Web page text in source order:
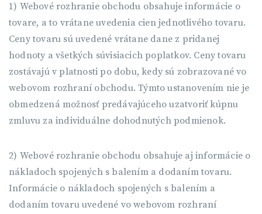
1) Webové rozhranie obchodu obsahuje informácie o
tovare, a to vrátane uvedenia cien jednotlivého tovaru.
Ceny tovaru sú uvedené vrátane dane z pridanej
hodnoty a všetkých súvisiacich poplatkov. Ceny tovaru
zostávajú v platnosti po dobu, kedy sú zobrazované vo
webovom rozhraní obchodu. Týmto ustanovením nie je
obmedzená možnosť predávajúceho uzatvoriť kúpnu
zmluvu za individuálne dohodnutých podmienok.
2) Webové rozhranie obchodu obsahuje aj informácie o
nákladoch spojených s balením a dodaním tovaru.
Informácie o nákladoch spojených s balením a
dodaním tovaru uvedené vo webovom rozhraní